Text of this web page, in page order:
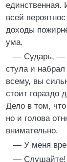
единственная.
всей
доходы
ума.
— Сударь, —
стула и
всему, вы
стоит гораздо
Дело в том,
но и голова
внимательно.
— У меня
— Слушайте!